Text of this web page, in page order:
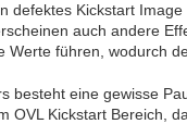
defektes Kickstart
auch andere
führen, wodurch
besteht eine gewisse
Kickstart Bereich,